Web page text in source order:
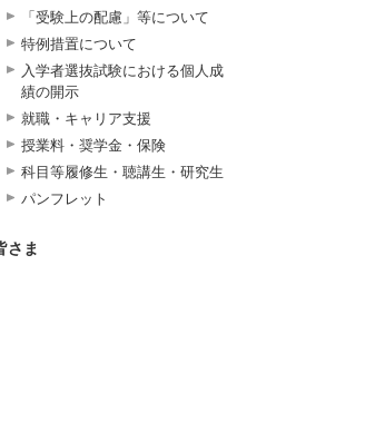
「受験上の配慮」等について
特例措置について
入学者選抜試験における個人成
績の開示
就職・キャリア支援
授業料・奨学金・保険
科目等履修生・聴講生・研究生
パンフレット
さま